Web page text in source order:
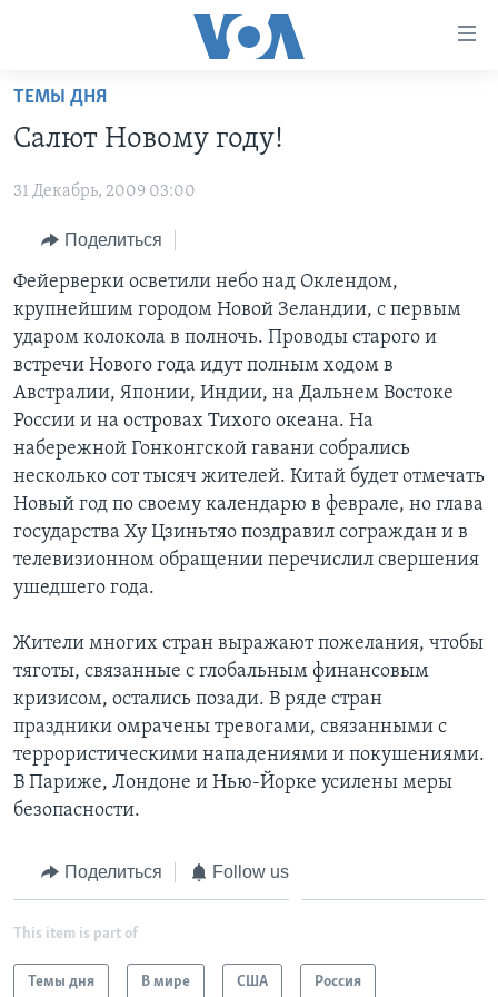
Перейти
основной
Перейти
навигации
Перейти
поиск
АМЕРИКА
НОВОСТИ ЗА МИНУТУ
ИТОГИ
ПОЧЕМУ ЭТО ВАЖНО?
ДИСКУССИЯ VOA
ДЕТАЛИ
НЬЮ-ЙОРК NEW YORK
АМЕРИКА. БОЛЬШОЕ ПУТЕШЕСТВИЕ
ПРОЕКТЫ
УЧИМ АНГЛИЙСКИЙ
НАША АМЕРИКАНСКАЯ ИСТОРИЯ
А КАК В АМЕРИКЕ?
АРТЕФАКТЫ
АМЕРИКАНСКИЕ ГОРОДКИ
ТЕСТЫ
ЭКСПЕРТИЗА
ИНТЕРВЬЮ
ФАКТЫ ПРОТИВ ФЕЙКОВ
ЗА СВОБОДУ ПРЕССЫ
УЧИМ АНГЛИЙСКИЙ
ВИДЕО
ПОДПИСКА НА НОВОСТИ
Learning English
СОЦИАЛЬНЫЕ СЕТИ
Языки
ТЕМЫ ДНЯ
Салют Новому году!
31 Декабрь, 2009 03:00
Поделиться
Фейерверки осветили небо над Оклендом,
крупнейшим городом Новой Зеландии, с первым
ударом колокола в полночь. Проводы старого и
встречи Нового года идут полным ходом в
Австралии, Японии, Индии, на Дальнем Востоке
России и на островах Тихого океана. На
набережной Гонконгской гавани собрались
несколько сот тысяч жителей. Китай будет отмечать
Новый год по своему календарю в феврале, но глава
государства Ху Цзиньтяо поздравил сограждан и в
телевизионном обращении перечислил свершения
ушедшего года.
Жители многих стран выражают пожелания, чтобы
тяготы, связанные с глобальным финансовым
кризисом, остались позади. В ряде стран
праздники омрачены тревогами, связанными с
террористическими нападениями и покушениями.
В Париже, Лондоне и Нью-Йорке усилены меры
безопасности.
Поделиться Follow us
This item is part of
Темы дня В мире США Россия